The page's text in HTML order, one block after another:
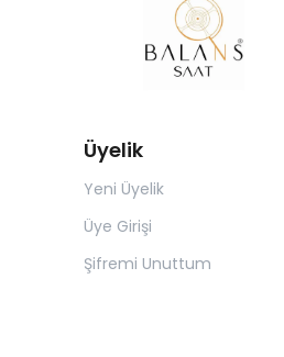
Üyelik
Yeni Üyelik
Üye Girişi
Şifremi Unuttum